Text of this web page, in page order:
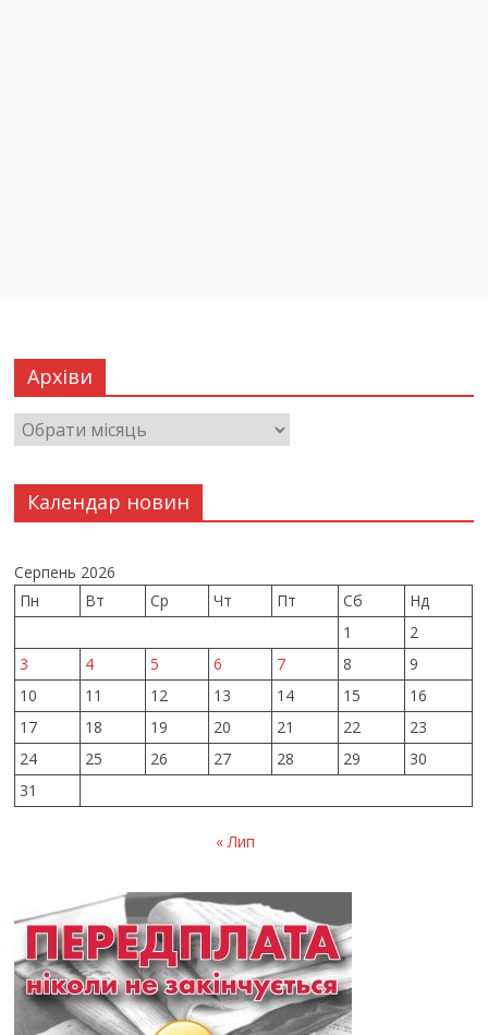
Архіви
Календар новин
Серпень 2026
Пн
Вт Ср Чт Пт Сб
Нд
1
2
3
4 5 6 7 8
9
10
11 12 13 14 15
16
17
18 19 20 21 22
23
24
25 26 27 28 29
30
31
« Лип